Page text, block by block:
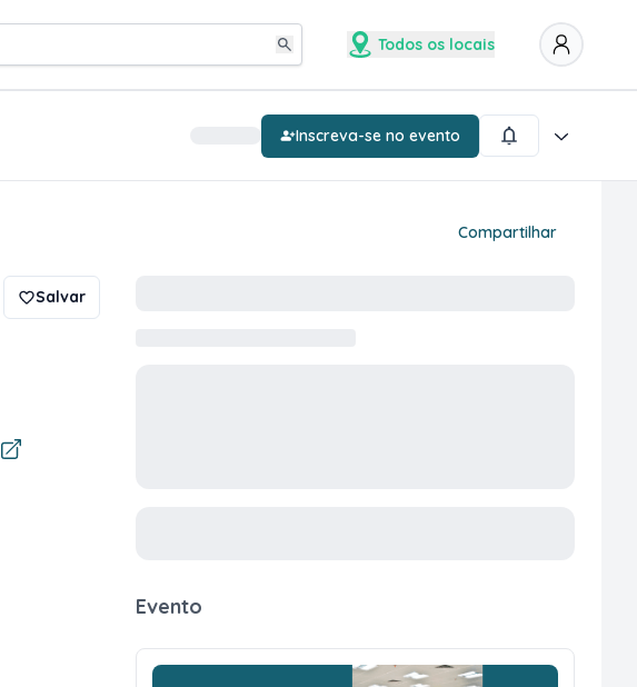
Todos os locais
Inscreva-se no evento
Compartilhar
Salvar
Evento